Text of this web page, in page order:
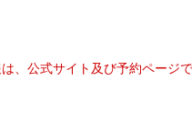
、公式サイト及び予約ページ